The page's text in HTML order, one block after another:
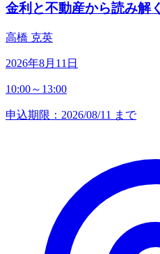
金利と不動産から読み解
高橋 克英
2026年8月11日
10:00～13:00
申込期限：2026/08/11 まで